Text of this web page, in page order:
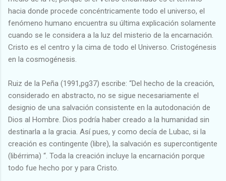
hacia donde procede concéntricamente todo el universo, el
fenómeno humano encuentra su última explicación solamente
cuando se le considera a la luz del misterio de la encarnación.
Cristo es el centro y la cima de todo el Universo. Cristogénesis
en la cosmogénesis.
Ruiz de la Peña (1991,pg37) escribe: “Del hecho de la creación,
considerado en abstracto, no se sigue necesariamente el
designio de una salvación consistente en la autodonación de
Dios al Hombre. Dios podría haber creado a la humanidad sin
destinarla a la gracia. Así pues, y como decía de Lubac, si la
creación es contingente (libre), la salvación es supercontigente
(libérrima) “. Toda la creación incluye la encarnación porque
todo fue hecho por y para Cristo.